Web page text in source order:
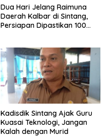
Dua Hari Jelang Raimuna
Daerah Kalbar di Sintang,
Persiapan Dipastikan 100
Kadisdik Sintang Ajak Guru
Kuasai Teknologi, Jangan
Kalah dengan Murid